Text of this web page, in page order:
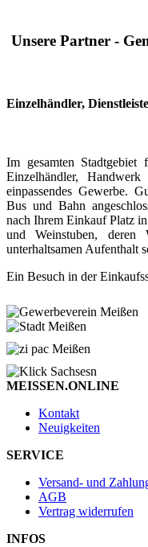
Unsere Partner -
Einzelhändler,
Im gesamten
Einzelhändler,
einpassendes Gewerbe.
Bus und Bahn
nach Ihrem Einkauf Platz
und Weinstuben,
unterhaltsamen Aufenthalt
Ein Besuch in der
MEISSEN.ONLINE
Kontakt
Neuigkeiten
SERVICE
Versand- und
AGB
Vertrag widerrufen
INFOS